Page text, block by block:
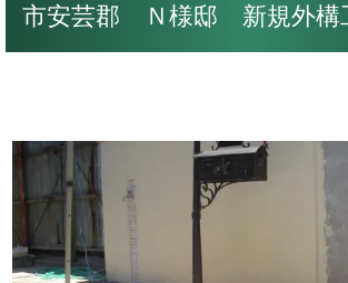
市安芸郡 Ｎ様邸 新規外構